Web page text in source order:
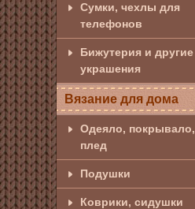
Сумки, чехлы для
телефонов
Бижутерия и другие
украшения
Вязание для дома
Одеяло, покрывало,
плед
Подушки
Коврики, сидушки